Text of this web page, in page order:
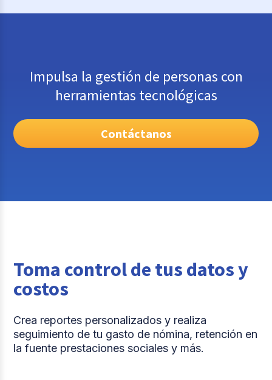
Impulsa la gestión de personas con
herramientas tecnológicas
Contáctanos
Toma control de tus datos y
costos
Crea reportes personalizados y realiza
seguimiento de tu gasto de nómina, retención en
la fuente prestaciones sociales y más.